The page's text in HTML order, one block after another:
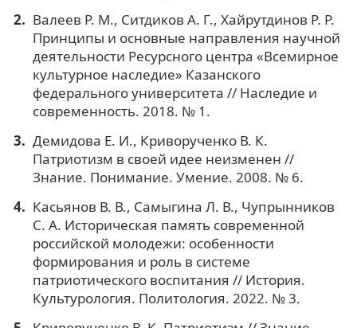
Валеев Р. М., Ситдиков А. Г., Хайрутдинов Р. Р.
Принципы и основные направления научной
деятельности Ресурсного центра «Всемирное
культурное наследие» Казанского
федерального университета // Наследие и
современность. 2018. № 1.
Демидова Е. И., Криворученко В. К.
Патриотизм в своей идее неизменен //
Знание. Понимание. Умение. 2008. № 6.
Касьянов В. В., Самыгина Л. В., Чупрынников
С. А. Историческая память современной
российской молодежи: особенности
формирования и роль в системе
патриотического воспитания // История.
Культурология. Политология. 2022. № 3.